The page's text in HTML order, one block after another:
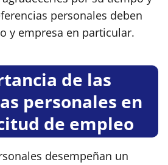
personales deben
y empresa en particular.
de las
personales en
de empleo
desempeñan un